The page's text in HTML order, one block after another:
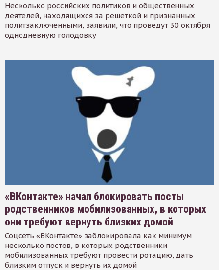
Несколько российских политиков и общественных
деятелей, находящихся за решеткой и признанных
политзаключенными, заявили, что проведут 30 октября
однодневную голодовку
«ВКонтакте» начал блокировать посты
родственников мобилизованных, в которых
они требуют вернуть близких домой
Соцсеть «ВКонтакте» заблокировала как минимум
несколько постов, в которых родственники
мобилизованных требуют провести ротацию, дать
близким отпуск и вернуть их домой